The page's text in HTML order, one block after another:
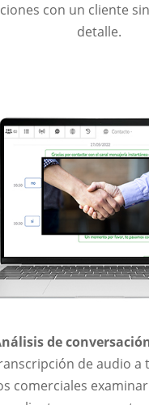
con un cliente
detalle.
de
de audio a
comerciales